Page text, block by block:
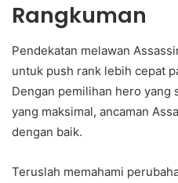
Rangkuman
Pendekatan melawan
untuk push rank lebih cepat
Dengan pemilihan hero yang
yang maksimal, ancaman
dengan baik.
Teruslah memahami